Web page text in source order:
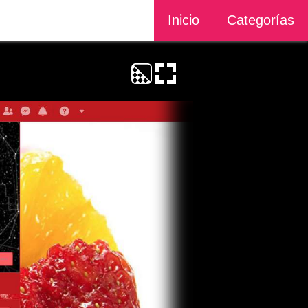
Inicio Categorías